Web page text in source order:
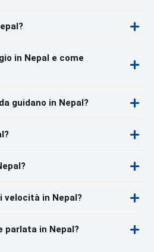
in Nepal e come
guidano in Nepal?
velocità in Nepal?
parlata in Nepal?